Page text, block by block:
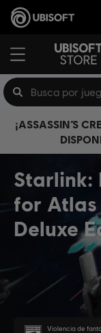
¡ASSASSIN’S
Violencia de
Starlink:
for Atlas
Deluxe